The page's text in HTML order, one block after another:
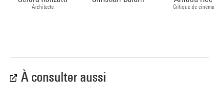
Architecte Critique de cinéma
À consulter aussi